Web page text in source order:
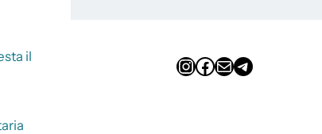
il
InstagramFacebook Email Telegram